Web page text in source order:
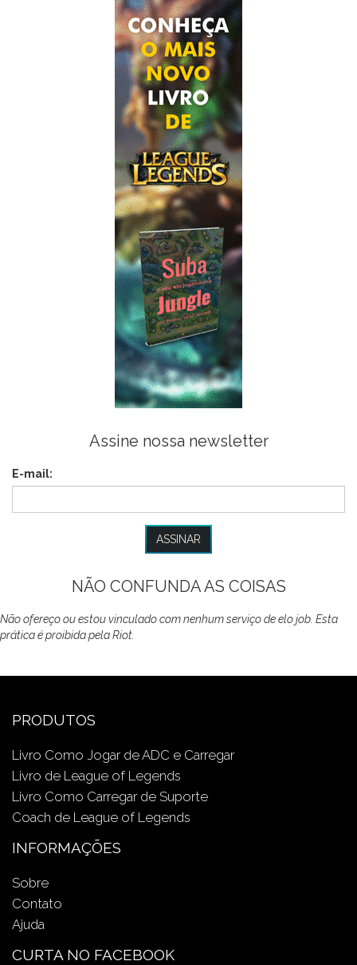
Assine nossa newsletter
E-mail:
NÃO CONFUNDA AS COISAS
Não ofereço ou estou vinculado com nenhum serviço de elo job. Esta
prática é proibida pela Riot.
PRODUTOS
Livro Como Jogar de ADC e Carregar
Livro de League of Legends
Livro Como Carregar de Suporte
Coach de League of Legends
INFORMAÇÕES
Sobre
Contato
Ajuda
CURTA NO FACEBOOK